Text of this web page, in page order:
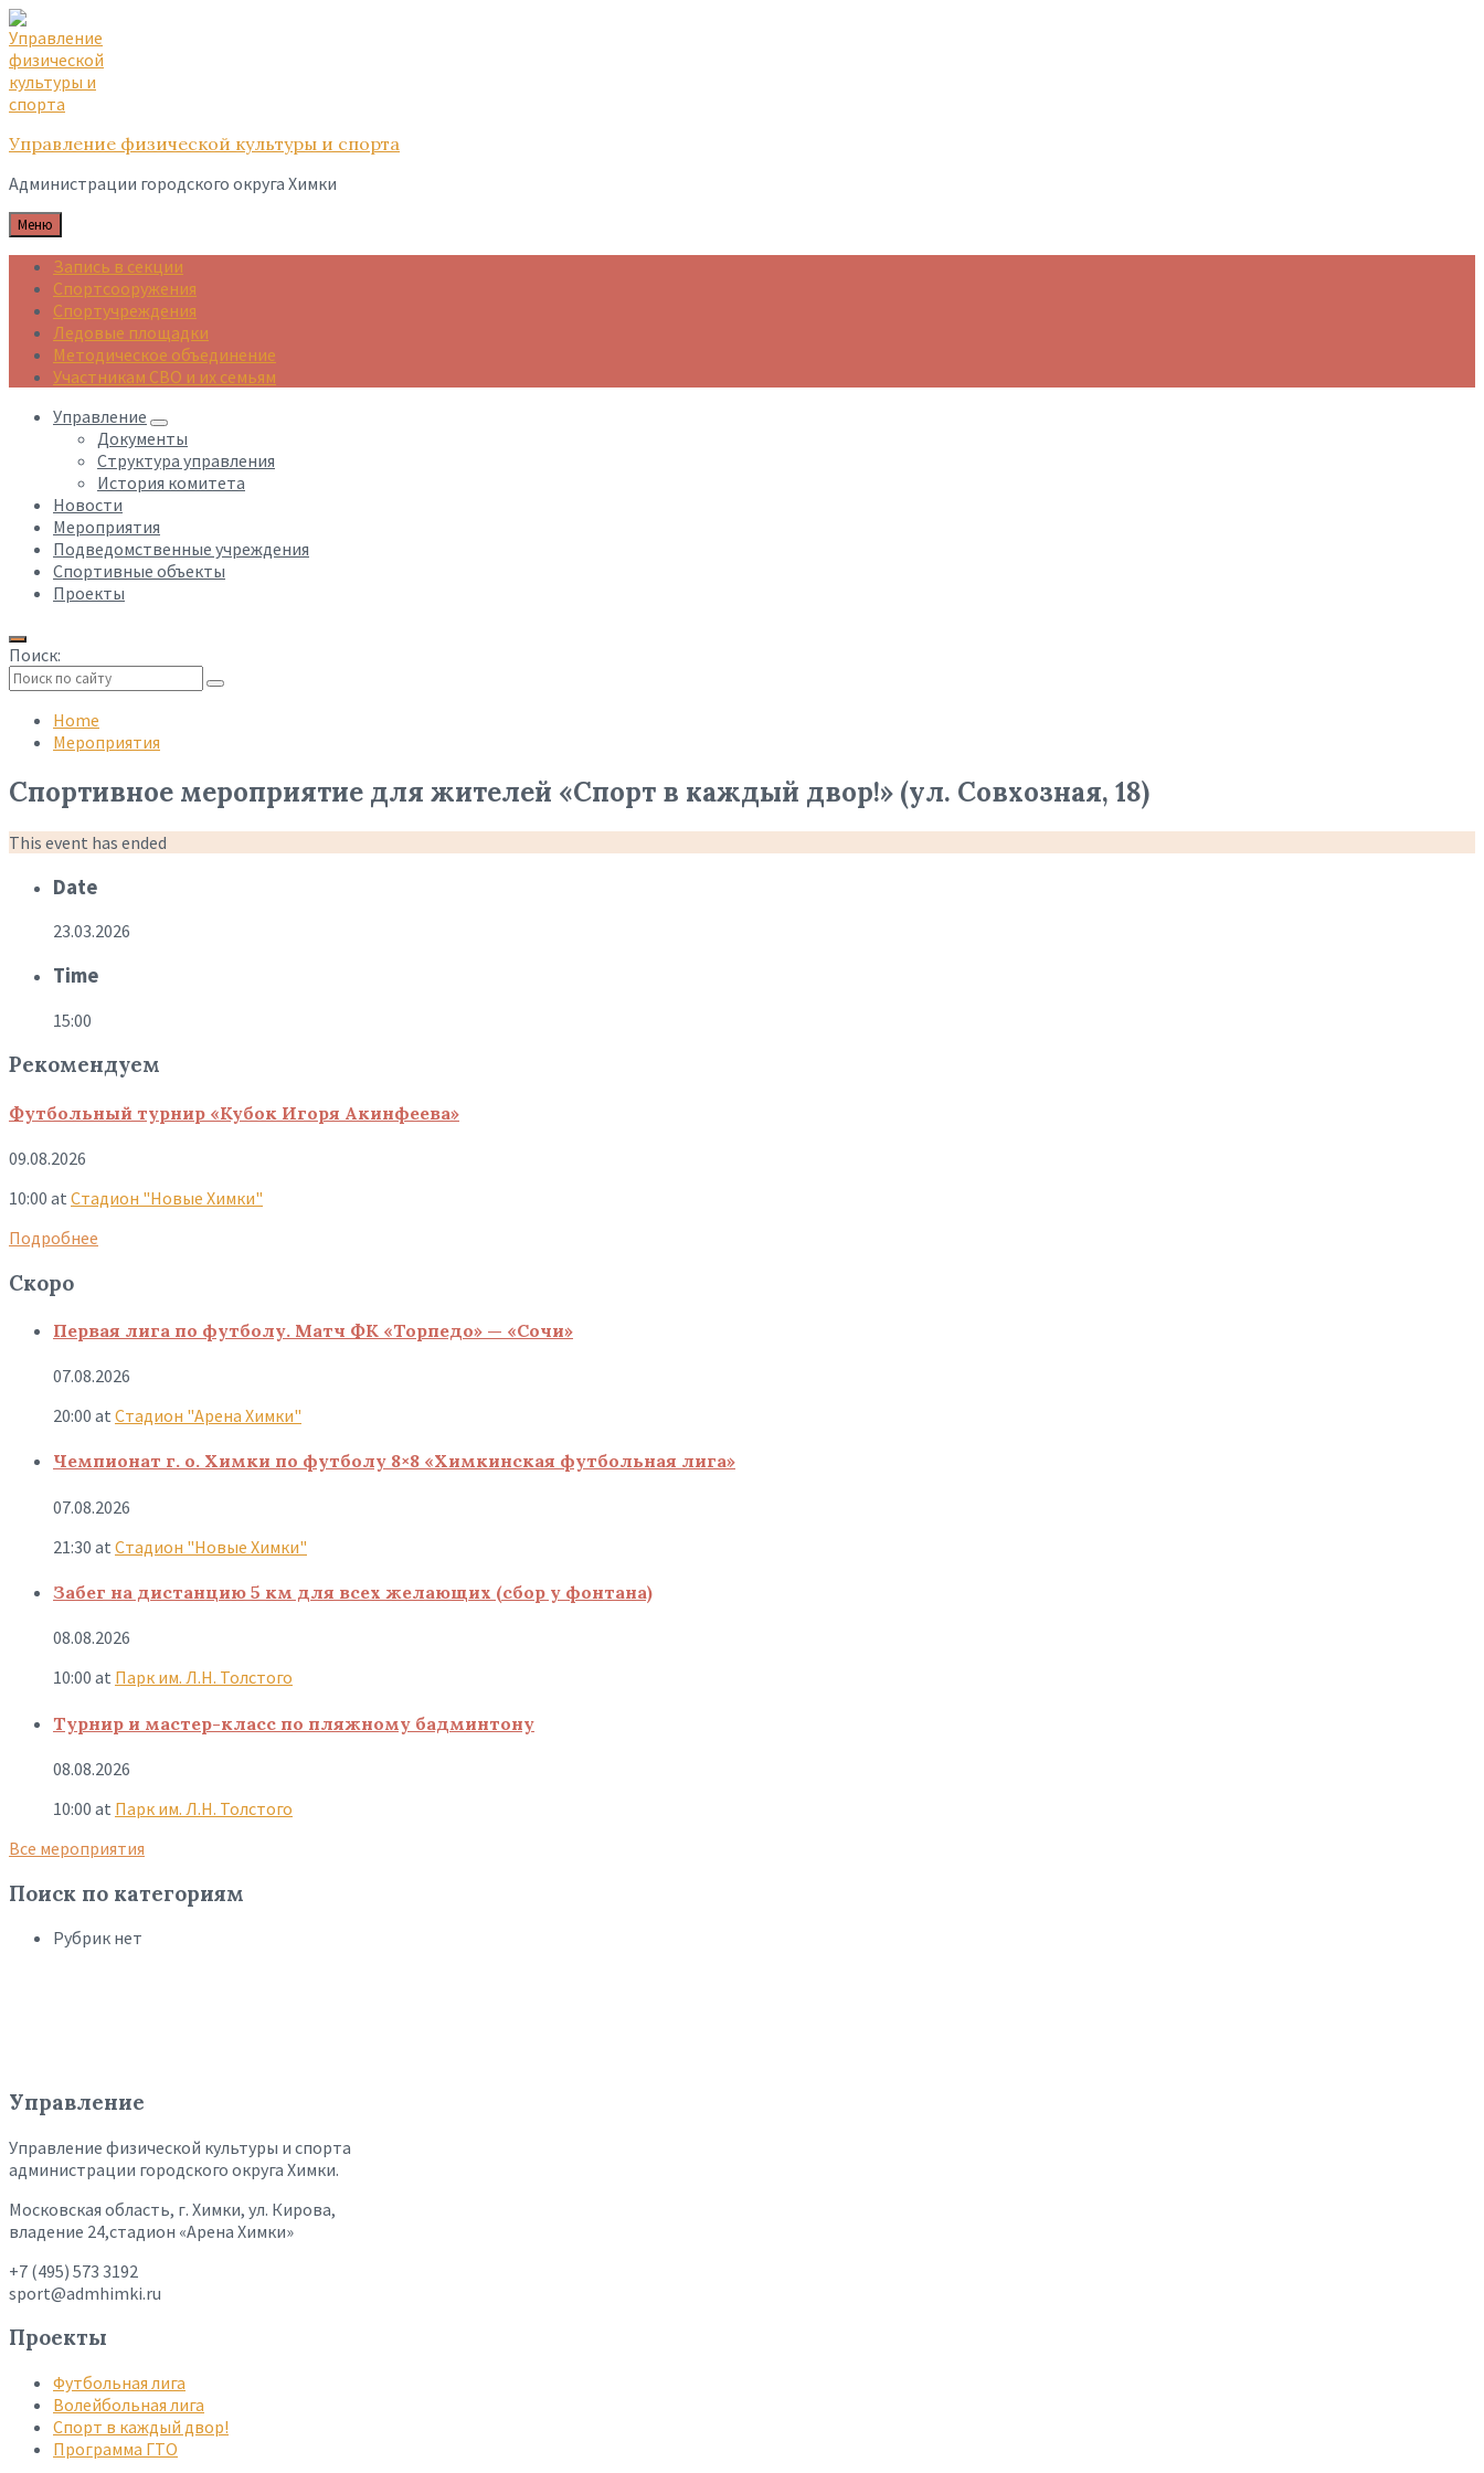
Skip
to
content
Skip
to
main
navigation
Skip
to
footer
Управление физической культуры и спорта
Администрации городского округа Химки
Меню
Запись в секции
Спортсооружения
Спортучреждения
Ледовые площадки
Методическое объединение
Участникам СВО и их семьям
Управление
Документы
Структура управления
История комитета
Новости
Мероприятия
Подведомственные учреждения
Спортивные объекты
Проекты
Поиск:
search
Home
Мероприятия
Спортивное мероприятие для жителей «Спорт в каждый двор!» (ул. Совхозная, 18)
This event has ended
Date
23.03.2026
Time
15:00
Рекомендуем
Футбольный турнир «Кубок Игоря Акинфеева»
09.08.2026
10:00 at Стадион "Новые Химки"
Подробнее
Скоро
Первая лига по футболу. Матч ФК «Торпедо» — «Сочи»
07.08.2026
20:00 at Стадион "Арена Химки"
Чемпионат г. о. Химки по футболу 8×8 «Химкинская футбольная лига»
07.08.2026
21:30 at Стадион "Новые Химки"
Забег на дистанцию 5 км для всех желающих (сбор у фонтана)
08.08.2026
10:00 at Парк им. Л.Н. Толстого
Турнир и мастер-класс по пляжному бадминтону
08.08.2026
10:00 at Парк им. Л.Н. Толстого
Все мероприятия
Поиск по категориям
Рубрик нет
Управление
Управление физической культуры и спорта
администрации городского округа Химки.
Московская область, г. Химки, ул. Кирова,
владение 24,стадион «Арена Химки»
+7 (495) 573 3192
sport@admhimki.ru
Проекты
Футбольная лига
Волейбольная лига
Спорт в каждый двор!
Программа ГТО